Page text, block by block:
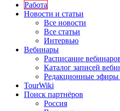
Работа
Новости и статьи
Все новости
Все статьи
Интервью
Вебинары
Расписание
Каталог записей
Редакционные эфиры
TourWiki
Поиск партнёров
Россия